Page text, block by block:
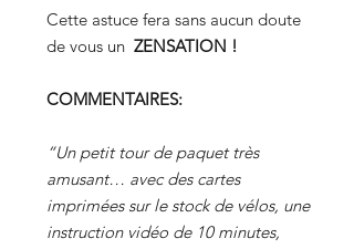
Cette astuce fera sans aucun doute
de vous un ZENSATION !
COMMENTAIRES:
“Un petit tour de paquet très
amusant… avec des cartes
imprimées sur le stock de vélos, une
instruction vidéo de 10 minutes,